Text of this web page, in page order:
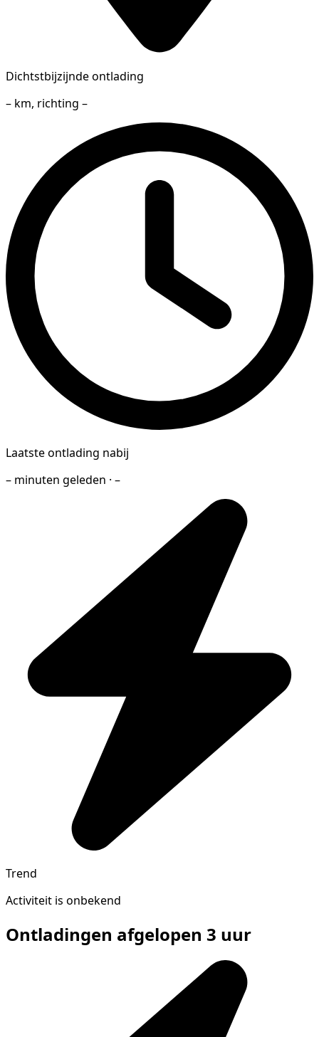
Dichtstbijzijnde ontlading
– km, richting –
Laatste ontlading nabij
– minuten geleden · –
Trend
Activiteit is onbekend
Ontladingen afgelopen 3 uur